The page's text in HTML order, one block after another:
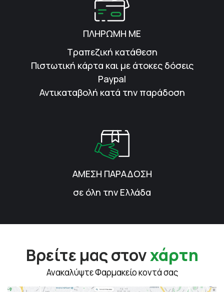
ΠΛΗΡΩΜΗ ΜΕ
Τραπεζική κατάθεση
Πιστωτική κάρτα και με άτοκες δόσεις
Paypal
Αντικαταβολή κατά την παράδοση
ΑΜΕΣΗ ΠΑΡΑΔΟΣΗ
σε όλη την Ελλάδα
Βρείτε μας στονχάρτη
Ανακαλύψτε Φαρμακείο κοντά σας